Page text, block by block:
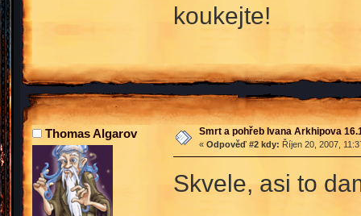
koukejte!
Thomas Algarov Smrt a pohřeb Ivana Arkhipova
« Odpověď #2 kdy: Říjen 20, 2007,
Skvele, asi to